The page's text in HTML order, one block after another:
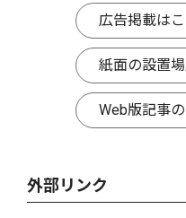
広告掲載は
紙面の設置
Web版記事
外部リンク